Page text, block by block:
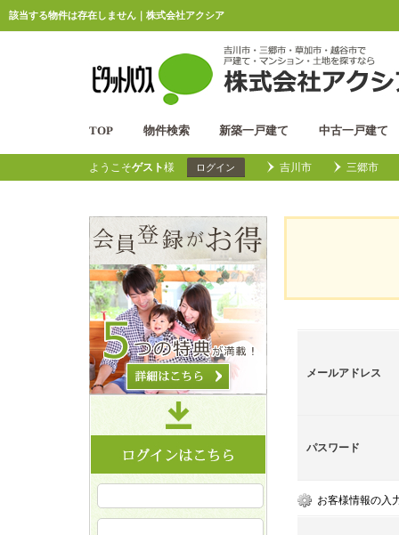
該当する物件は存在しません｜株式会社アクシア
TOP 物件検索 新築一戸建て 中古一戸建て
ようこそゲスト様 ログイン 吉川市 三郷市
メールアドレス
パスワード
お客様情報の入